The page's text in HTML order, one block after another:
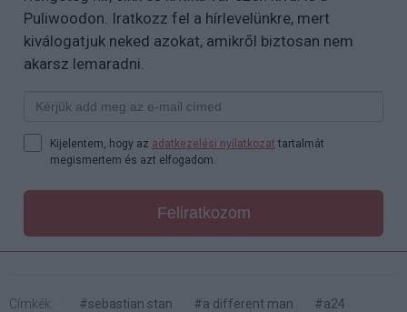
Puliwoodon. Iratkozz fel a hírlevelünkre, mert
kiválogatjuk neked azokat, amikről biztosan nem
akarsz lemaradni.
Kijelentem, hogy az adatkezelési nyilatkozat tartalmát
megismertem és azt elfogadom.
Feliratkozom
Címkék: #sebastian stan #a different man
#a24